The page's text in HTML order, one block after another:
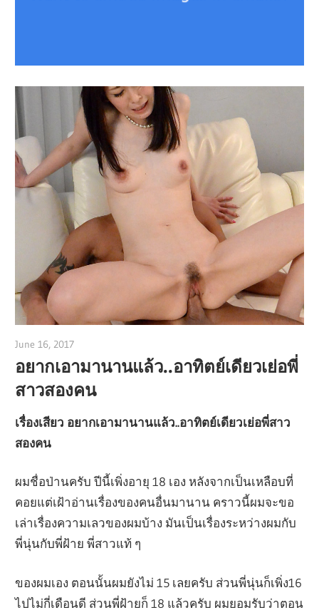
June 16, 2017
อยากเอามานานแล้ว..อาทิตย์เดียวเย่อพี่
สาวสองคน
เรื่องเสียว อยากเอามานานแล้ว..อาทิตย์เดียวเย่อพี่สาว
สองคน
ผมชื่อป่านครับ ปีนี้เพิ่งอายุ 18 เอง หลังจากเป็นเหลือบที่
คอยแต่เฝ้าอ่านเรื่องของคนอื่นมานาน คราวนี้ผมจะขอ
เล่าเรื่องความเลวของผมบ้าง มันเป็นเรื่องระหว่างผมกับ
พี่นุ่นกับพี่ฝ้าย พี่สาวแท้ ๆ
ของผมเอง ตอนนั้นผมยังไม่ 15 เลยครับ ส่วนพี่นุ่นก็เพิ่ง16
ไปไม่กี่เดือนดี ส่วนพี่ฝ้ายก็ 18 แล้วครับ ผมยอมรับว่าตอน